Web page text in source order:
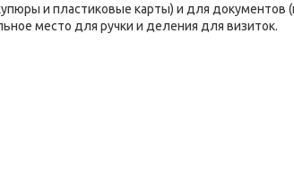
и пластиковые карты) и для документов
место для ручки и деления для визиток.